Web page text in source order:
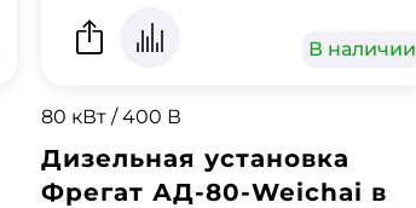
В наличии
80 кВт / 400 В
Дизельная установка
Фрегат АД-80-Weichai в